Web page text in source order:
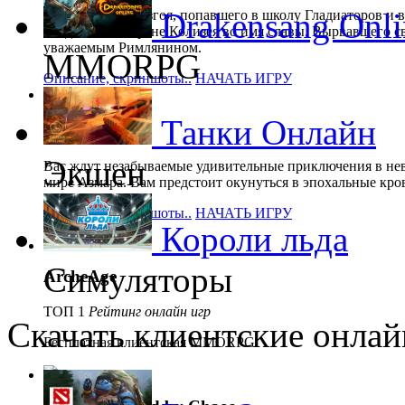
Путь римского изгоя, попавшего в школу Гладиаторов и
поединках на арене Колизея во имя славы. Вырвавшего
уважаемым Римлянином.
Описание, скриншоты.. НАЧАТЬ ИГРУ
Karos
Вас ждут незабываемые удивительные приключения в
мире Азмара. Вам предстоит окунуться в эпохальные
Описание, скриншоты.. НАЧАТЬ ИГРУ
ArcheAge
ТОП 1 Рейтинг онлайн игр
Бесплатная клиентская MMORPG
Drakensang
MMORPG
Танки Онлайн
Экшен
Короли льда
Симуляторы
Скачать клиентские